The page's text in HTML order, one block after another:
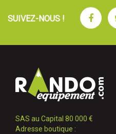
SUIVEZ-NOUS !
SAS au Capital 80 000 €
Adresse boutique :